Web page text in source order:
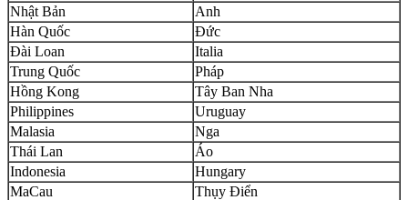
Nhật Bản
Anh
Hàn Quốc
Đức
Đài Loan
Italia
Trung Quốc
Pháp
Hồng Kong
Tây Ban Nha
Philippines
Uruguay
Malasia
Nga
Thái Lan
Áo
Indonesia
Hungary
MaCau
Thụy Điển